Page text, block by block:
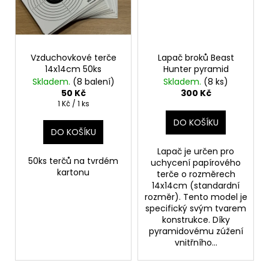
Vzduchovkové terče
14x14cm 50ks
Skladem. (8 balení)
50 Kč
Měrná
1 Kč / 1 ks
DO KOŠÍKU
50ks terčů na tvrdém
kartonu
Lapač broků Beast
Hunter pyramid
Skladem. (8 ks)
300 Kč
DO KOŠÍKU
Lapač je určen pro
uchycení papírového
terče o rozměrech
14x14cm (standardní
rozměr). Tento model je
specifický svým tvarem
konstrukce. Díky
pyramidovému zúžení
vnitřního...